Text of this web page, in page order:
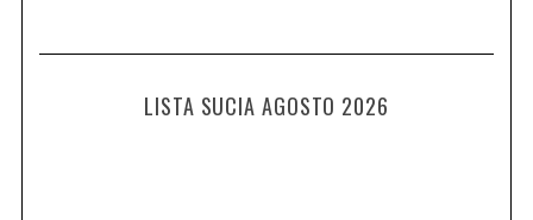
LISTA SUCIA AGOSTO 2026